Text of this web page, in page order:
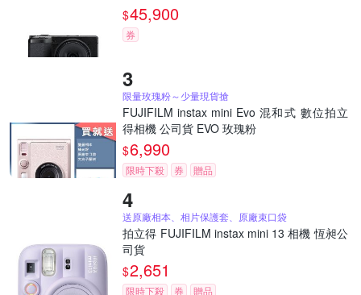
$45,900
券
限量玫瑰粉～少量現貨搶
FUJIFILM instax mini Evo 混和式 數位拍立
得相機 公司貨 EVO 玫瑰粉
$6,990
限時下殺 券 贈品
送原廠相本、相片保護套、原廠束口袋
拍立得 FUJIFILM instax mini 13 相機 恆昶公
司貨
$2,651
限時下殺 券 贈品